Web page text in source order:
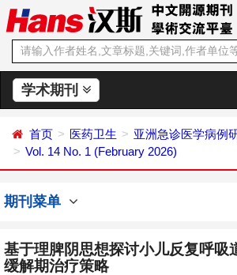
学术期刊
首页 医药卫生
亚洲急诊医学病例
Vol. 14 No. 1 (February 2026)
期刊菜单
基于理脾阴思想探讨小儿反复呼吸
缓解期治疗策略